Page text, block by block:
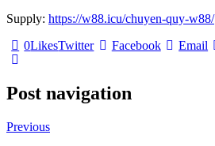
Supply: https://w88.icu/chuyen-quy-w88/
0LikesTwitter Facebook Email
Post navigation
Previous